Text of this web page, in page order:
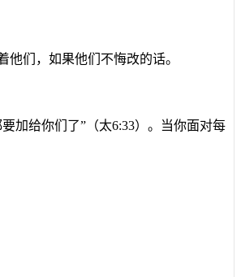
们，如果他们不悔改的话。
加给你们了”（太6:33）。当你面对每